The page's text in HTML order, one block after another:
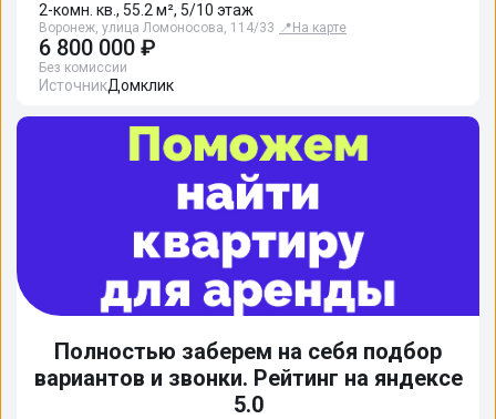
2-комн. кв., 55.2 м², 5/10 этаж
Воронеж, улица Ломоносова, 114/33 📍 На карте
6 800 000 ₽
Без комиссии
ИсточникДомклик
Полностью заберем на себя подбор
вариантов и звонки. Рейтинг на яндексе
5.0